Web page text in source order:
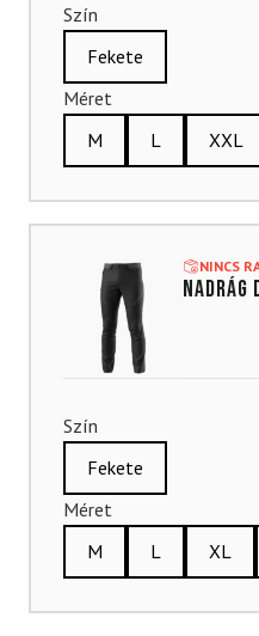
Szín
Fekete
Méret
M
L XXL
NINCS
Nadrág
Szín
Fekete
Méret
M
L XL